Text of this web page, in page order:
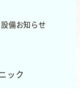
備お知らせ
ック